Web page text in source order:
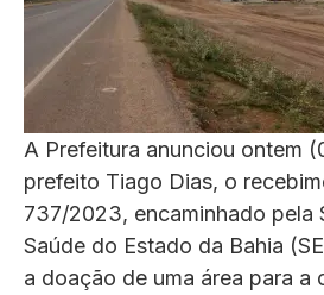
A Prefeitura anunciou ontem
prefeito Tiago Dias, o
737/2023, encaminhado pela
Saúde do Estado da Bahia
a doação de uma área para a